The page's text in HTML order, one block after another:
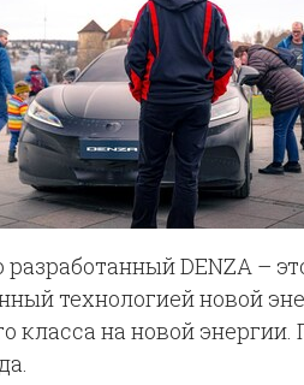
разработанный DENZA –
технологией новой
класса на новой